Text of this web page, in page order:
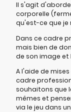
Il s'agit
corporelle
qu'est-ce que je
Dans ce cadre
mais bien de
de son image et
A l'aide de
cadre
souhaitons que
mêmes et
via le jeu dans